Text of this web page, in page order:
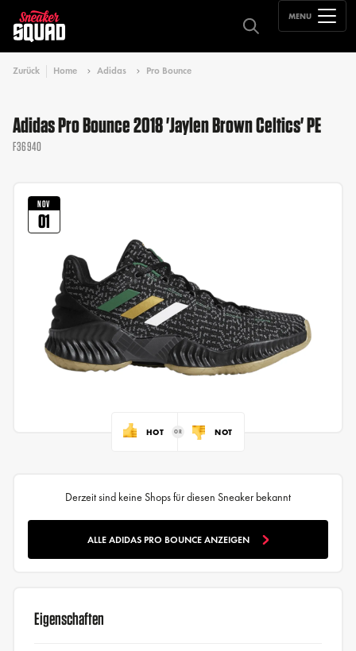
MENU
Zurück Home Adidas Pro Bounce
Adidas Pro Bounce 2018 'Jaylen Brown Celtics' PE
F36940
NOV
01
HOT NOT
Derzeit sind keine Shops für diesen Sneaker bekannt
ALLE ADIDAS PRO BOUNCE ANZEIGEN
Eigenschaften